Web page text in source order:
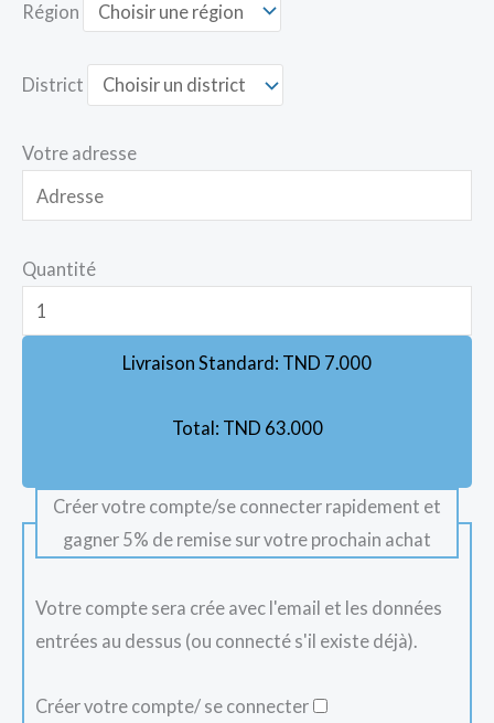
Région
District
Votre adresse
Quantité
Livraison Standard: TND 7.000
Total: TND 63.000
Créer votre compte/se connecter rapidement et
gagner 5% de remise sur votre prochain achat
Votre compte sera crée avec l'email et les données
entrées au dessus (ou connecté s'il existe déjà).
Créer votre compte/ se connecter